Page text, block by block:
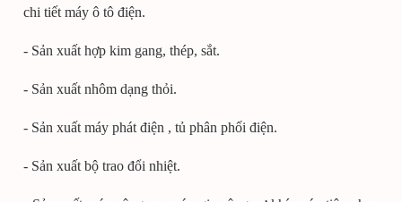
chi tiết máy ô tô điện.
- Sản xuất hợp kim gang, thép, sắt.
- Sản xuất nhôm dạng thỏi.
- Sản xuất máy phát điện , tủ phân phối điện.
- Sản xuất bộ trao đổi nhiệt.